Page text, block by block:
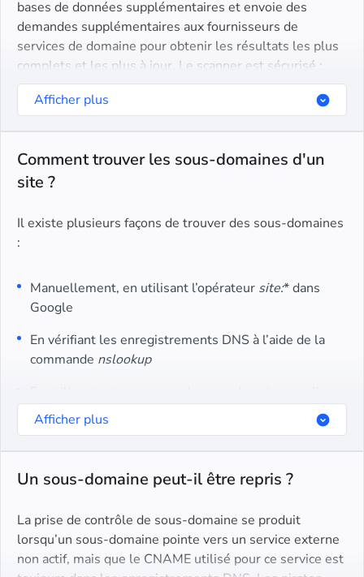
bases de données supplémentaires et envoie des
demandes supplémentaires aux fournisseurs de
services de domaine pour obtenir les résultats les plus
complets et les plus à jour. Le scanner est sécurisé ;
nous n’enregistrons ni ne publions aucune information
sur les domaines vérifiés et leurs sous-domaines.
Afficher plus
Comment trouver les sous-domaines d'un
site ?
Il existe plusieurs façons de trouver des sous-domaines
:
Manuellement, en utilisant l’opérateur site:* dans
Google
En vérifiant les enregistrements DNS à l’aide de la
commande nslookup
ou des outils similaires
Afficher plus
Un sous-domaine peut-il être repris ?
La prise de contrôle de sous-domaine se produit
lorsqu’un sous-domaine pointe vers un service externe
non actif, mais que le CNAME utilisé pour ce service est